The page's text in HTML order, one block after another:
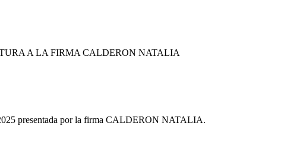
A LA FIRMA CALDERON NATALIA
presentada por la firma CALDERON NATALIA.